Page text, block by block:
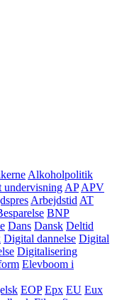
Alkoholpolitik
undervisning AP APV
Arbejdstid AT
BNP
Dans Dansk Deltid
Digital dannelse Digital
Digitalisering
Elevboom i
EOP Epx EU Eux